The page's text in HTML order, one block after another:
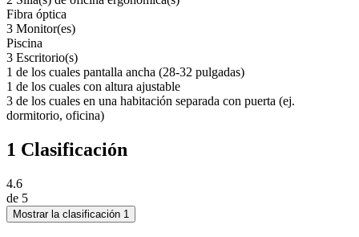
Fibra óptica
3 Monitor(es)
Piscina
3 Escritorio(s)
1 de los cuales pantalla ancha (28-32 pulgadas)
1 de los cuales con altura ajustable
3 de los cuales en una habitación separada con puerta (ej.
dormitorio, oficina)
1 Clasificación
4.6
de 5
Mostrar la clasificación 1